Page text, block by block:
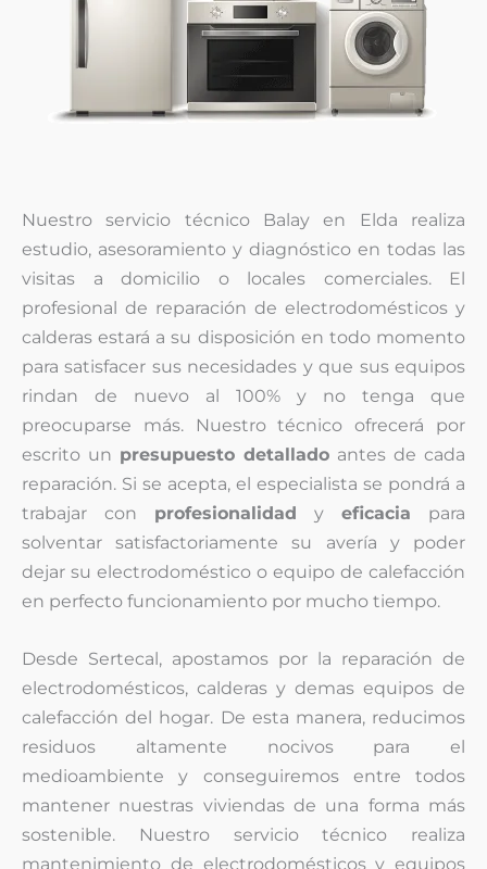
Nuestro servicio técnico Balay en Elda realiza
estudio, asesoramiento y diagnóstico en todas las
visitas a domicilio o locales comerciales. El
profesional de reparación de electrodomésticos y
calderas estará a su disposición en todo momento
para satisfacer sus necesidades y que sus equipos
rindan de nuevo al 100% y no tenga que
preocuparse más. Nuestro técnico ofrecerá por
escrito un presupuesto detallado antes de cada
reparación. Si se acepta, el especialista se pondrá a
trabajar con profesionalidad y eficacia para
solventar satisfactoriamente su avería y poder
dejar su electrodoméstico o equipo de calefacción
en perfecto funcionamiento por mucho tiempo.
Desde Sertecal, apostamos por la reparación de
electrodomésticos, calderas y demas equipos de
calefacción del hogar. De esta manera, reducimos
residuos altamente nocivos para el
medioambiente y conseguiremos entre todos
mantener nuestras viviendas de una forma más
sostenible. Nuestro servicio técnico realiza
mantenimiento de electrodomésticos y equipos